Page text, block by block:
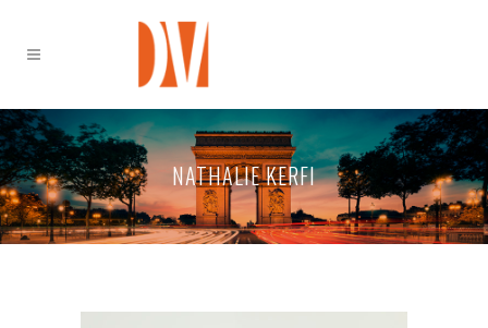
NATHALIE KERFI